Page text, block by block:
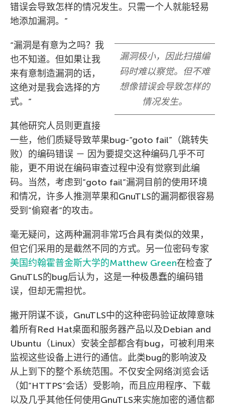
错误会导致怎样的情况发生。只需一个人就能轻易
地添加漏洞。”
漏洞极小，因此扫描编
码时难以察觉。但不难
想像错误会导致怎样的
情况发生。
“漏洞是有意为之吗？我
也不知道。但如果让我
来有意制造漏洞的话，
这绝对是我会选择的方
式。”
其他研究人员则更直接
一些，他们质疑导致苹果bug-“goto fail”（跳转失
败）的编码错误 － 因为要提交这种编码几乎不可
能，更不用说在编码审查过程中没有觉察到此编
码。当然，考虑到”goto fail”漏洞目前的使用环境
和情况，许多人推测苹果和GnuTLS的漏洞都很容易
受到”偷窥者”的攻击。
毫无疑问，这两种漏洞非常巧合具有类似的效果，
但它们采用的是截然不同的方式。另一位密码专家
美国约翰霍普金斯大学的Matthew Green在检查了
GnuTLS的bug后认为，这是一种极愚蠢的编码错
误，但却无需担忧。
撇开阴谋不谈，GnuTLS中的这种密码验证故障意味
着所有Red Hat桌面和服务器产品以及Debian and
Ubuntu（Linux）安装全部都含有bug，可被利用来
监视这些设备上进行的通信。此类bug的影响波及
从上到下的整个系统范围。不仅安全网络浏览会话
（如”HTTPS”会话）受影响，而且应用程序、下载
以及几乎其他任何使用GnuTLS来实施加密的通信都